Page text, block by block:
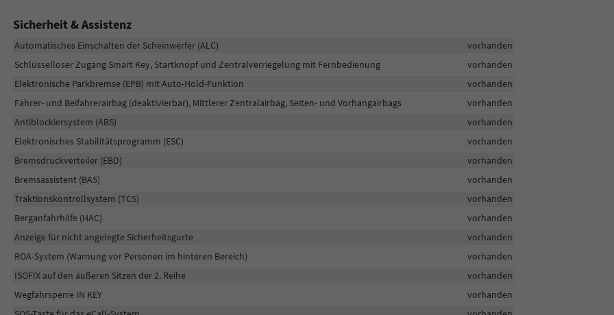
Sicherheit & Assistenz
Automatisches Einschalten der Scheinwerfer (ALC)
vorhanden
Schlüsselloser Zugang Smart Key, Startknopf und Zentralverriegelung mit Fernbedienung
vorhanden
Elektronische Parkbremse (EPB) mit Auto-Hold-Funktion
vorhanden
Fahrer- und Beifahrerairbag (deaktivierbar), Mittlerer Zentralairbag, Seiten- und Vorhangairbags
vorhanden
Antiblockiersystem (ABS)
vorhanden
Elektronisches Stabilitätsprogramm (ESC)
vorhanden
Bremsdruckverteiler (EBD)
vorhanden
Bremsassistent (BAS)
vorhanden
Traktionskontrollsystem (TCS)
vorhanden
Berganfahrhilfe (HAC)
vorhanden
Anzeige für nicht angelegte Sicherheitsgurte
vorhanden
ROA-System (Warnung vor Personen im hinteren Bereich)
vorhanden
ISOFIX auf den äußeren Sitzen der 2. Reihe
vorhanden
Wegfahrsperre IN KEY
vorhanden